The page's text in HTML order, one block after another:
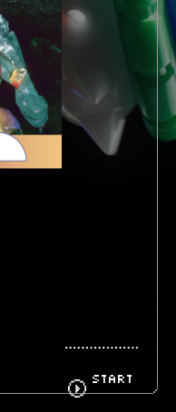
GOODS
START